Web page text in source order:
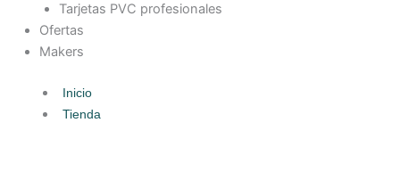
Tarjetas PVC profesionales
Ofertas
Makers
Inicio
Tienda